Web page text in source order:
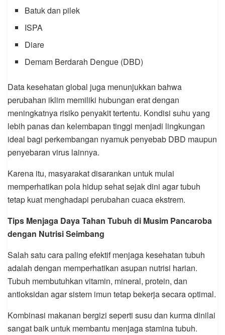
Batuk dan pilek
ISPA
Diare
Demam Berdarah Dengue (DBD)
Data kesehatan global juga menunjukkan bahwa
perubahan iklim memiliki hubungan erat dengan
meningkatnya risiko penyakit tertentu. Kondisi suhu yang
lebih panas dan kelembapan tinggi menjadi lingkungan
ideal bagi perkembangan nyamuk penyebab DBD maupun
penyebaran virus lainnya.
Karena itu, masyarakat disarankan untuk mulai
memperhatikan pola hidup sehat sejak dini agar tubuh
tetap kuat menghadapi perubahan cuaca ekstrem.
Tips Menjaga Daya Tahan Tubuh di Musim Pancaroba
dengan Nutrisi Seimbang
Salah satu cara paling efektif menjaga kesehatan tubuh
adalah dengan memperhatikan asupan nutrisi harian.
Tubuh membutuhkan vitamin, mineral, protein, dan
antioksidan agar sistem imun tetap bekerja secara optimal.
Kombinasi makanan bergizi seperti susu dan kurma dinilai
sangat baik untuk membantu menjaga stamina tubuh.